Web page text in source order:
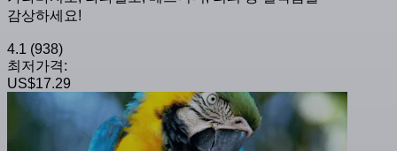
감상하세요!
4.1 (938)
최저가격:
US$17.29